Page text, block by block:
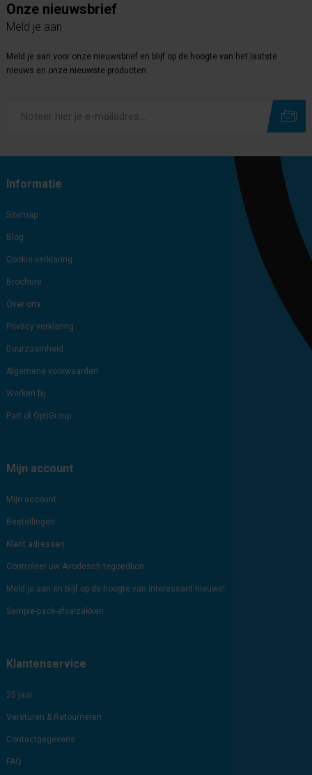
Onze nieuwsbrief
Meld je aan
Meld je aan voor onze nieuwsbrief en blijf op de hoogte van het laatste
nieuws en onze nieuwste producten.
Informatie
Sitemap
Blog
Cookie verklaring
Brochure
Over ons
Privacy verklaring
Duurzaamheid
Algemene voorwaarden
Werken bij
Part of OptiGroup
Mijn account
Mijn account
Bestellingen
Klant adressen
Controleer uw Avodesch tegoedbon
Meld je aan en blijf op de hoogte van interessant nieuws!
Sample-pack-afvalzakken
Klantenservice
25 jaar
Versturen & Retourneren
Contactgegevens
FAQ